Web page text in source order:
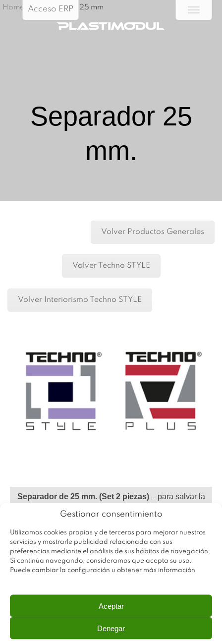
Gestionar consentimiento
Utilizamos cookies propias y de terceros para mejorar nuestros
servicios y mostrarle publicidad relacionada con sus
preferencias mediante el análisis de sus hábitos de navegación.
Si continúa navegando, consideramos que acepta su uso.
Puede cambiar la configuración u obtener más información
Aceptar
Denegar
Acceso ERP
Home / SEPARADOR 25 mm
Separador 25
mm.
Volver Productos Generales
Volver Techno STYLE
Volver Interiorismo Techno STYLE
Separador de 25 mm. (Set 2 piezas)– para salvar la
altura de las bisagras